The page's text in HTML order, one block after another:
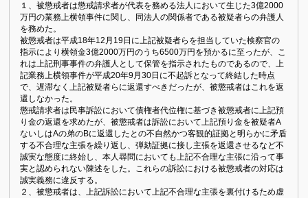
１、被懲戒者は懲戒請求者が代表を務める法人において生じた3億2000
万円の業務上横領事件に関し、同法人の関係者である被疑者らの弁護人
を務めた。
被懲戒者は平成18年12月19日に上記被疑者らを担当していた検察官の
指示により横領金3億2000万円のうち6500万円を預かるに至ったが、こ
れは上記刑事事件の弁護人として保管を指示されたものであるので、上
記業務上横領事件が平成20年9月30日に不起訴となって終結した時点
で、遅滞なく上記被疑者らに返還すべきだったが、被懲戒者はこれを返
還しなかった。
懲戒請求者は民事訴訟において債権者代位権に基づき被懲戒者に上記預
り金の返還を求めたが、被懲戒者は訴訟において上記預り金を被疑者A
ないしはAの弟のBに返還したとの不自然かつ客観的証拠と明らかに矛盾
する不合理な主張を繰り返し、弾劾証拠に接し主張を返還させるなど不
誠実な態度に終始し、本人尋問においても上記不合理な主張に沿って事
実と認められない陳述をした。これらの訴訟における被懲戒者の対応は
誠実義務に違反する。
２、被懲戒者は、上記訴訟において上記不合理な主張を裏付けるため虚